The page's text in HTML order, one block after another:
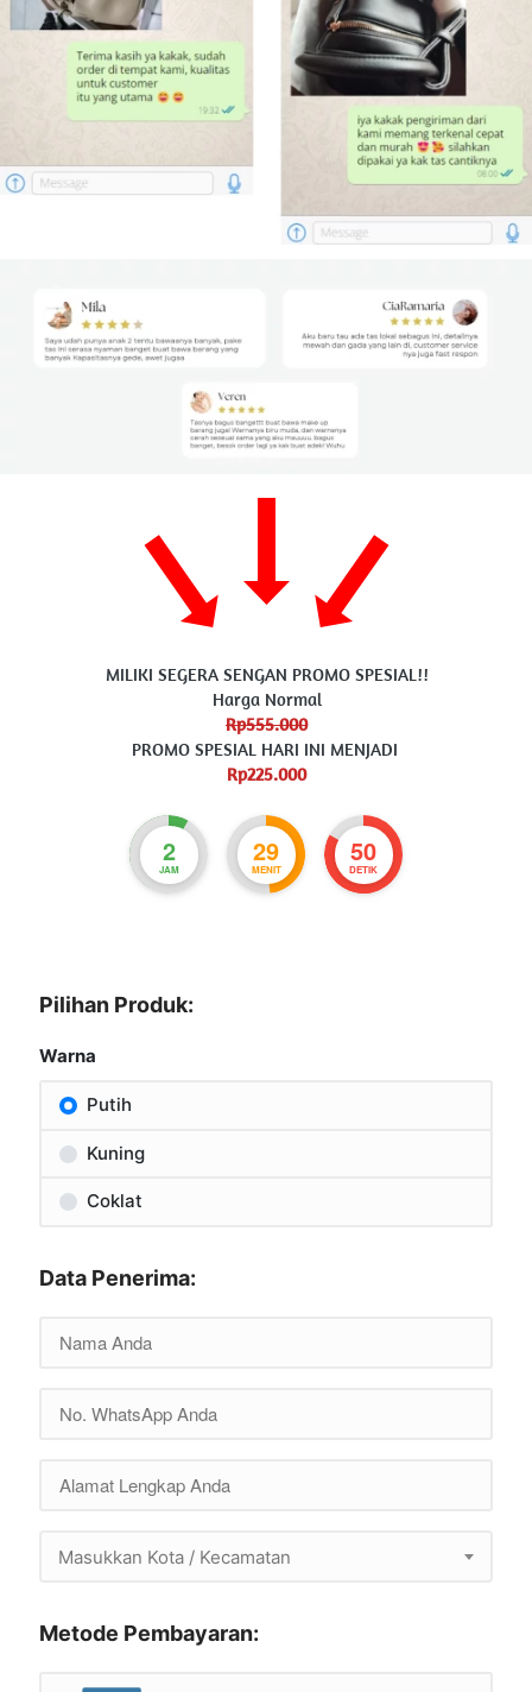
MILIKI SEGERA SENGAN PROMO SPESIAL!!
Harga Normal
Rp555.000
PROMO SPESIAL HARI INI MENJADI
Rp225.000
2
JAM
29
MENIT
48
DETIK
Pilihan Produk:
Warna
Putih
Kuning
Coklat
Data Penerima:
Masukkan Kota / Kecamatan
Metode Pembayaran: